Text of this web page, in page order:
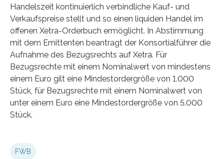
Handelszeit kontinuierlich verbindliche Kauf- und
Verkaufspreise stellt und so einen liquiden Handel im
offenen Xetra-Orderbuch ermöglicht. In Abstimmung
mit dem Emittenten beantragt der Konsortialführer die
Aufnahme des Bezugsrechts auf Xetra. Für
Bezugsrechte mit einem Nominalwert von mindestens
einem Euro gilt eine Mindestordergröße von 1.000
Stück, für Bezugsrechte mit einem Nominalwert von
unter einem Euro eine Mindestordergröße von 5.000
Stück.
FWB